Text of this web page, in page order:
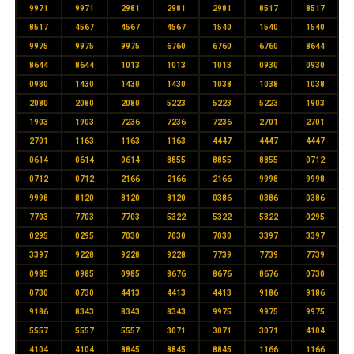
9971 9971 2981 2981 2981 8517 8517
8517 4567 4567 4567 1540 1540 1540
9975 9975 9975 6760 6760 6760 8644
8644 8644 1013 1013 1013 0930 0930
0930 1430 1430 1430 1038 1038 1038
2080 2080 2080 5223 5223 5223 1903
1903 1903 7236 7236 7236 2701 2701
2701 1163 1163 1163 4447 4447 4447
0614 0614 0614 8855 8855 8855 0712
0712 0712 2166 2166 2166 9998 9998
9998 8120 8120 8120 0386 0386 0386
7703 7703 7703 5322 5322 5322 0295
0295 0295 7030 7030 7030 3397 3397
3397 9228 9228 9228 7739 7739 7739
0985 0985 0985 8676 8676 8676 0730
0730 0730 4413 4413 4413 9186 9186
9186 8343 8343 8343 9975 9975 9975
5557 5557 5557 3071 3071 3071 4104
4104 4104 8845 8845 8845 1166 1166